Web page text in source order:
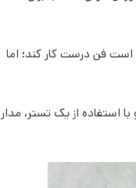
است فن درست کار کند؛ اما
استفاده از یک تستر، مدار